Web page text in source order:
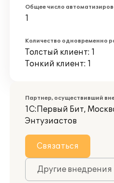
Общее число
1
Количество одновременно
Толстый клиент: 1
Тонкий клиент: 1
Партнер, осуществивший
1С:Первый Бит,
Энтузиастов
Связаться
Другие